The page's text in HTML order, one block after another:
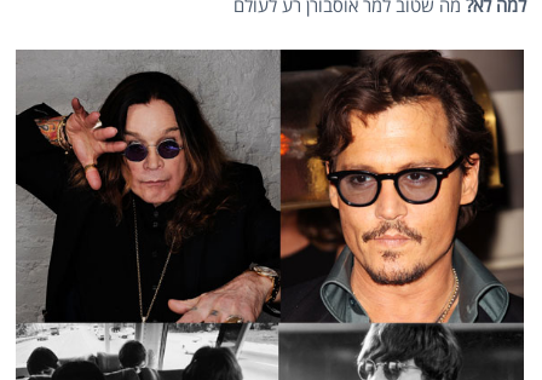
למה לא? מה שטוב למר אוסבורן רע לעולם